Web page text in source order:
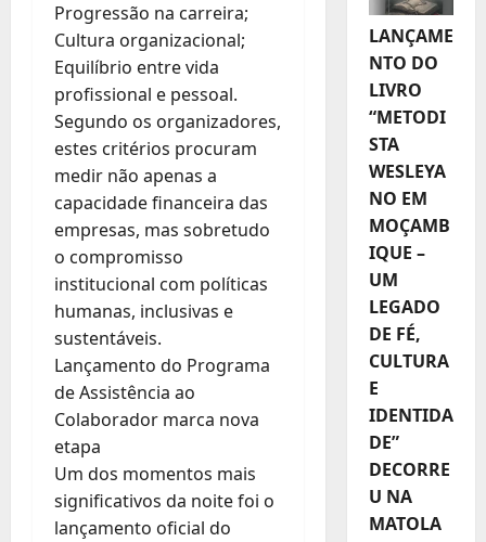
Progressão na carreira;
Cultura organizacional;
Equilíbrio entre vida
profissional e pessoal.
Segundo os organizadores,
estes critérios procuram
medir não apenas a
capacidade financeira das
empresas, mas sobretudo
o compromisso
institucional com políticas
humanas, inclusivas e
sustentáveis.
Lançamento do Programa
de Assistência ao
Colaborador marca nova
etapa
Um dos momentos mais
significativos da noite foi o
lançamento oficial do
LANÇAME
NTO DO
LIVRO
“METODI
STA
WESLEYA
NO EM
MOÇAMB
IQUE –
UM
LEGADO
DE FÉ,
CULTURA
E
IDENTIDA
DE”
DECORRE
U NA
MATOLA